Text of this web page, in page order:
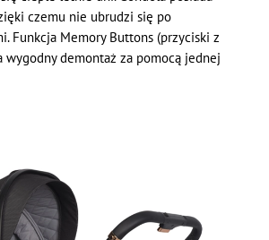
czemu nie ubrudzi się po
Funkcja Memory Buttons (przyciski z
wygodny demontaż za pomocą jednej